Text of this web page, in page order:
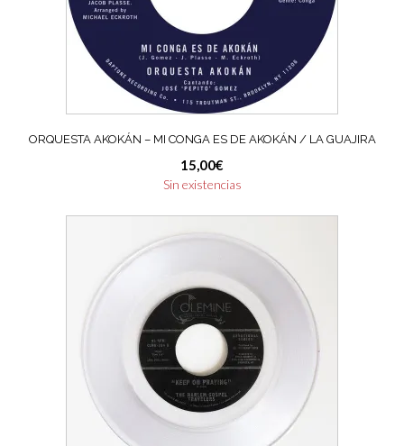
ORQUESTA AKOKÁN – MI CONGA ES DE AKOKÁN / LA GUAJIRA
15,00€
Sin existencias